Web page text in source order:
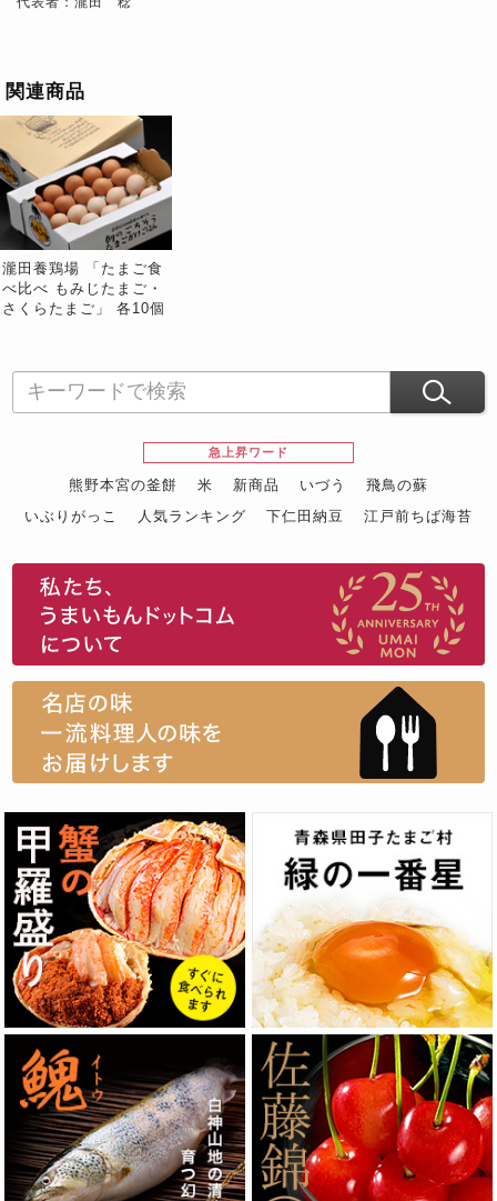
関連商品
瀧田養鶏場 「たまご食
べ比べ もみじたまご・
さくらたまご」 各10個
急上昇ワード
熊野本宮の釜餅 米 新商品 いづう
飛鳥の蘇
いぶりがっこ
人気ランキング 下仁田納豆
江戸前ちば海苔